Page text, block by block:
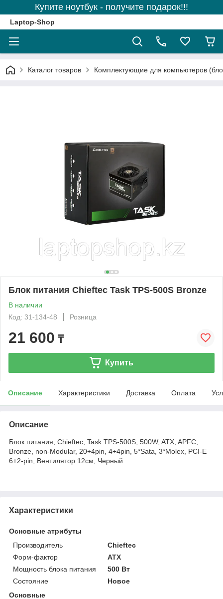
Купите ноутбук - получите подарок!!!
Laptop-Shop
Каталог товаров Комплектующие для компьютеров
Блок питания Chieftec Task TPS-500S Bronze
В наличии
Код: 31-134-48
Розница
21 600 ₸
Купить
Описание Характеристики Доставка Оплата
Описание
Блок питания, Chieftec, Task TPS-500S, 500W, ATX, APFC,
Bronze, non-Modular, 20+4pin, 4+4pin, 5*Sata, 3*Molex, PCI-E
6+2-pin, Вентилятор 12см, Черный
Характеристики
Основные атрибуты
Производитель
Chieftec
Форм-фактор
ATX
Мощность блока питания
500 Вт
Состояние
Новое
Основные